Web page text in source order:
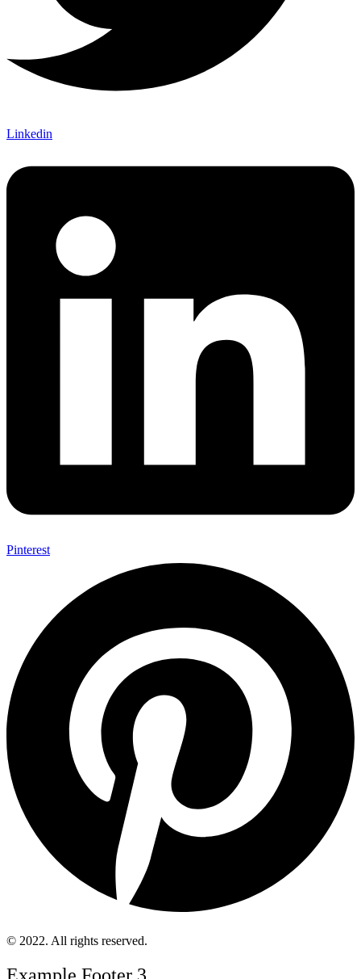
Linkedin
Pinterest
© 2022. All rights reserved.